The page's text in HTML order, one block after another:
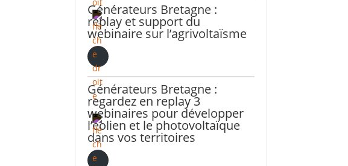
Générateurs Bretagne :
replay et support du
webinaire sur l’agrivoltaïsme
Générateurs Bretagne :
regardez en replay 3
webinaires pour développer
l’éolien et le photovoltaïque
dans vos territoires